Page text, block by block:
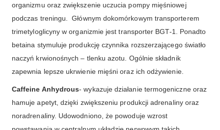
organizmu oraz zwiększenie uczucia pompy mięśniowej
podczas treningu. Głównym dokomórkowym transporterem
trimetyloglicyny w organizmie jest transporter BGT-1. Ponadto
betaina stymuluje produkcję czynnika rozszerzającego światło
naczyń krwionośnych – tlenku azotu. Ogólnie składnik
zapewnia lepsze ukrwienie mięśni oraz ich odżywienie.
Caffeine Anhydrous- wykazuje działanie termogeniczne oraz
hamuje apetyt, dzięki zwiększeniu produkcji adrenaliny oraz
noradrenaliny. Udowodniono, że powoduje wzrost